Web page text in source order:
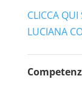
CLICCA
LUCIANA